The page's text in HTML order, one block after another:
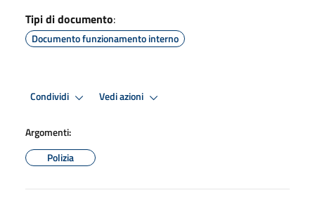
Tipi di documento:
Documento funzionamento interno
Condividi Vedi azioni
Argomenti:
Polizia